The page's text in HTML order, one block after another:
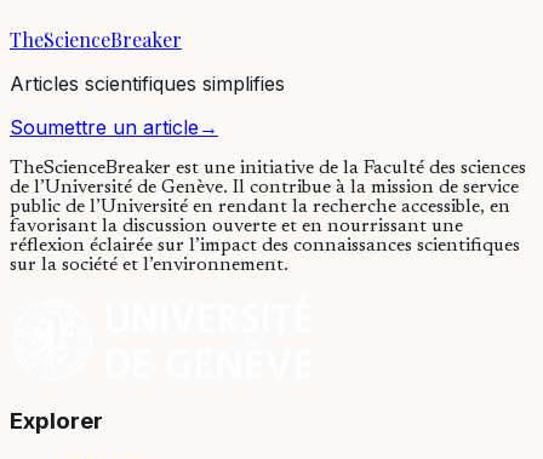
TheScienceBreaker
Articles scientifiques simplifies
Soumettre un article→
TheScienceBreaker est une initiative de la Faculté des sciences
de l’Université de Genève. Il contribue à la mission de service
public de l’Université en rendant la recherche accessible, en
favorisant la discussion ouverte et en nourrissant une
réflexion éclairée sur l’impact des connaissances scientifiques
sur la société et l’environnement.
Explorer